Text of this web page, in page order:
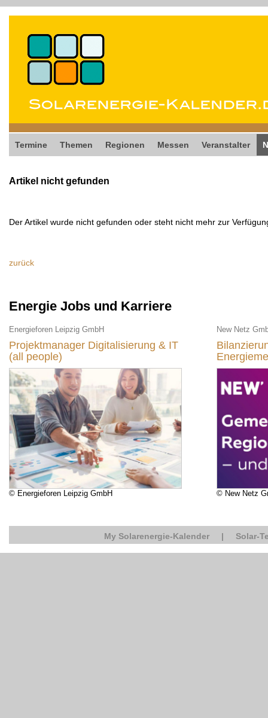
Termine Themen Regionen Messen Veranstalter
Artikel nicht gefunden
Der Artikel wurde nicht gefunden oder steht nicht mehr zur
zurück
Energie Jobs und Karriere
Energieforen Leipzig GmbH
Projektmanager Digitalisierung & IT
(all people)
© Energieforen Leipzig GmbH
New Netz
© New Netz
My Solarenergie-Kalender | Solar-